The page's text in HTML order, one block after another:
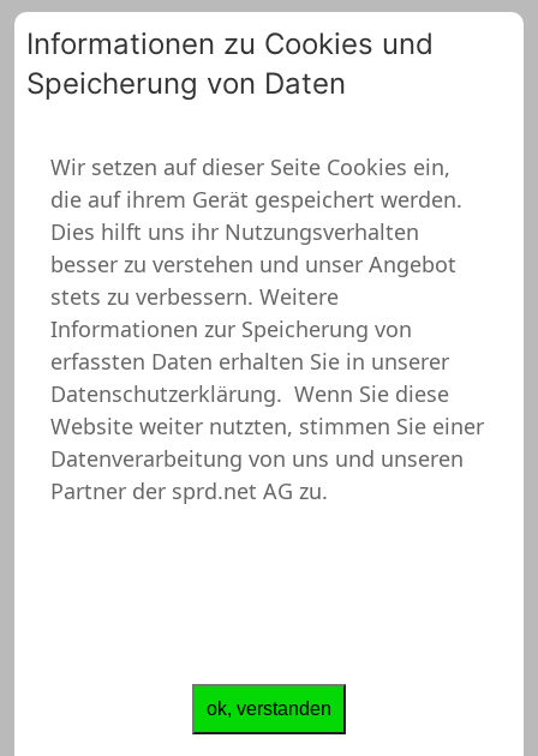
ZURÜCK ZUR ÜBERSICHT
Informationen zu Cookies und
Speicherung von Daten
Wir setzen auf dieser Seite Cookies ein,
die auf ihrem Gerät gespeichert werden.
Dies hilft uns ihr Nutzungsverhalten
besser zu verstehen und unser Angebot
stets zu verbessern. Weitere
Informationen zur Speicherung von
erfassten Daten erhalten Sie in unserer
Datenschutzerklärung. Wenn Sie diese
Website weiter nutzten, stimmen Sie einer
Datenverarbeitung von uns und unseren
Partner der sprd.net AG zu.
ok, verstanden